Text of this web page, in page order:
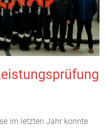
im letzten Jahr konnte